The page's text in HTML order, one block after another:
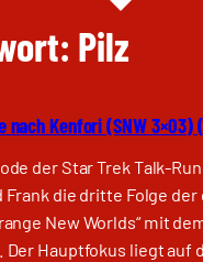
Pilz
nach Kenfori (SNW
der Star Trek Talk-
Frank die dritte Folge
New Worlds“ mit
Der Hauptfokus liegt auf